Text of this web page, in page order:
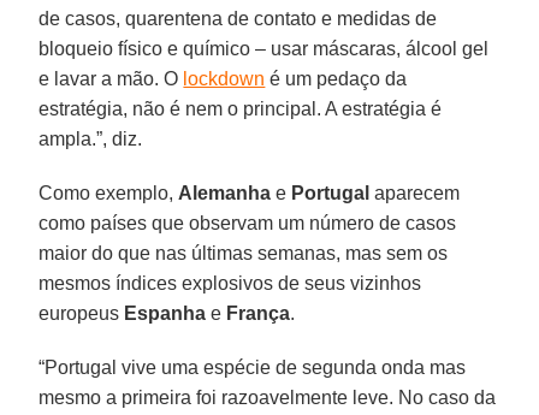
de casos, quarentena de contato e medidas de
bloqueio físico e químico – usar máscaras, álcool gel
e lavar a mão. O lockdown é um pedaço da
estratégia, não é nem o principal. A estratégia é
ampla.”, diz.
Como exemplo, Alemanha e Portugal aparecem
como países que observam um número de casos
maior do que nas últimas semanas, mas sem os
mesmos índices explosivos de seus vizinhos
europeus Espanha e França.
“Portugal vive uma espécie de segunda onda mas
mesmo a primeira foi razoavelmente leve. No caso da